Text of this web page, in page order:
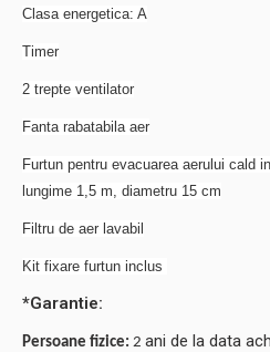
​Clasa energetica: A
​Timer
2 trepte ventilator
​Fanta rabatabila aer
​Furtun pentru evacuarea aerului cald
lungime 1,5 m, diametru 15 cm
Filtru de aer lavabil
Kit fixare furtun inclus
*Garantie:
Persoane fizice: 2 ani de la data